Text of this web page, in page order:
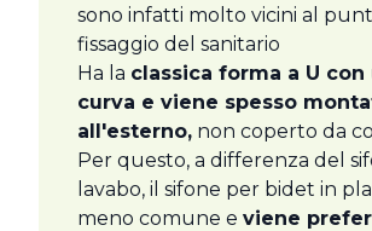
sono infatti molto vicini al
fissaggio del sanitario
Ha la classica forma a U con
curva e viene spesso
all'esterno, non coperto da
Per questo, a differenza del
lavabo, il sifone per bidet in
meno comune e viene